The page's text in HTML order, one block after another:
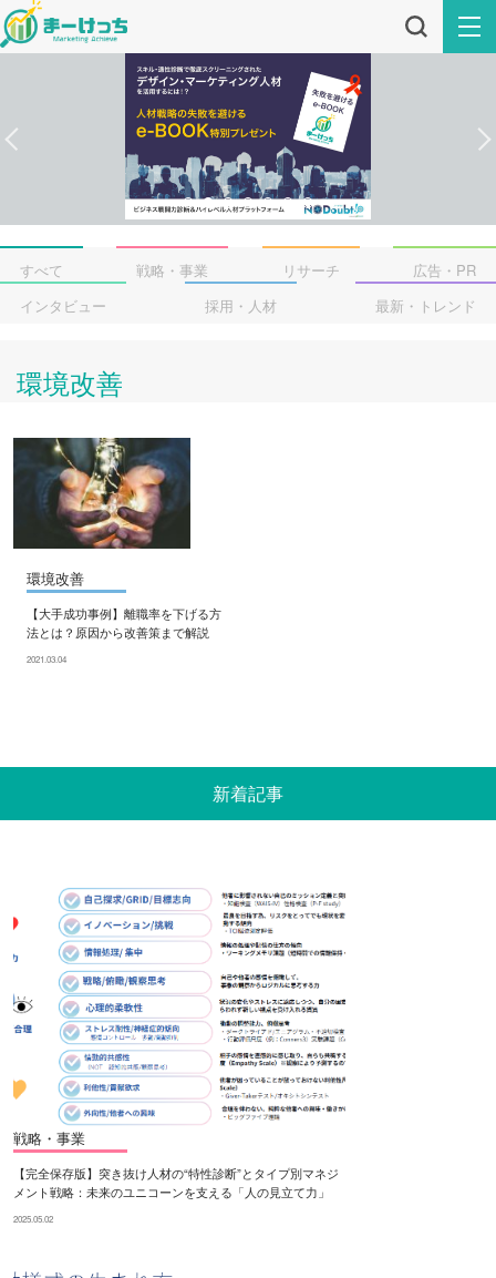
すべて 戦略・事業 リサーチ
広告・PR
インタビュー
採用・人材 最新・トレンド
環境改善
環境改善
【大手成功事例】離職率を下げる方
法とは？原因から改善策まで解説
2021.03.04
新着記事
戦略・事業
【完全保存版】突き抜け人材の“特性診断”とタイプ別マネジ
メント戦略：未来のユニコーンを支える「人の見立て力」
2025.05.02